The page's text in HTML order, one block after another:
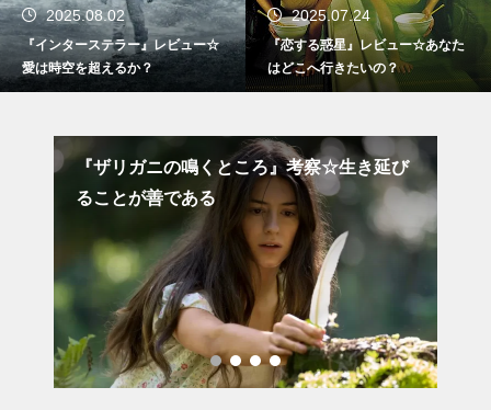
2025.08.02
『インターステラー』レビュー☆
愛は時空を超えるか？
2025.07.24
『恋する惑星』レビュー☆あなた
はどこへ行きたいの？
『ザリガニの鳴くところ』考察☆生き延び
ることが善である